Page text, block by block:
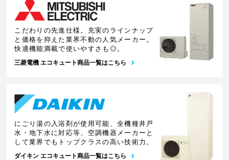
こだわりの先進仕様。充実のラインナップ
と価格を抑えた業界不動の人気メーカー。
快適機能満載で使いやすさも◎。
三菱電機 エコキュート商品一覧はこちら
にごり湯の入浴剤が使用可能、全機種井戸
水・地下水に対応等、空調機器メーカーと
して業界でもトップクラスの高い技術力。
ダイキン エコキュート商品一覧はこちら